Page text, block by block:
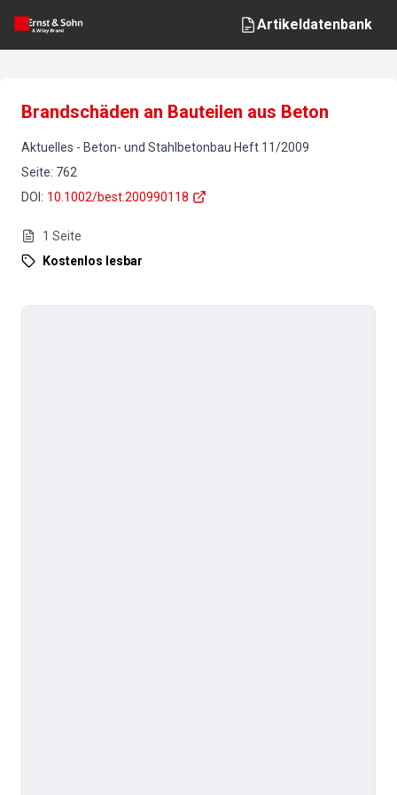
Artikeldatenbank
Brandschäden an Bauteilen aus Beton
Aktuelles - Beton- und Stahlbetonbau Heft 11/2009
Seite: 762
DOI : 10.1002/best.200990118
1 Seite
Kostenlos lesbar